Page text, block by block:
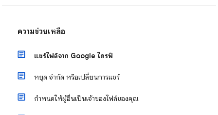
ความช่วยเหลือ
แชร์ไฟล์จาก Google ไดรฟ์
หยุด จำกัด หรือเปลี่ยนการแชร์
กำหนดให้ผู้อื่นเป็นเจ้าของไฟล์ของคุณ